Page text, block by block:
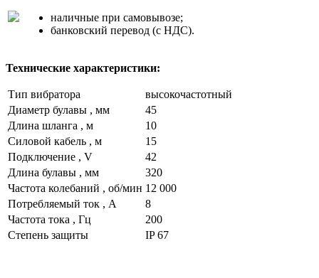
наличные при самовывозе;
банковский перевод (с НДС).
Технические характеристики:
Тип вибратора
высокочастотный
Диаметр булавы , мм
45
Длина шланга , м
10
Силовой кабель , м
15
Подключение , V
42
Длина булавы , мм
320
Частота колебаний , об/мин 12 000
Потребляемый ток , А
8
Частота тока , Гц
200
Степень защиты
IP 67